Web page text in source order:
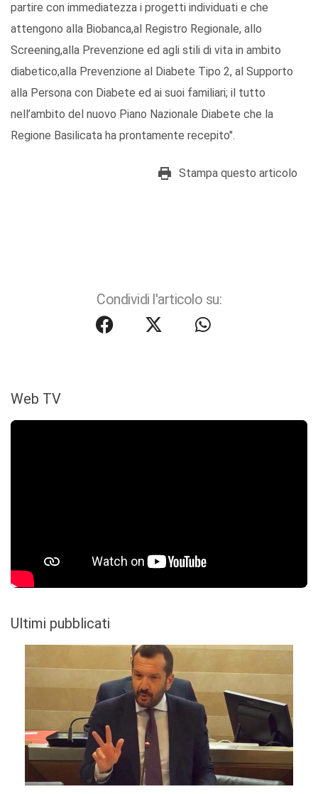
partire con immediatezza i progetti individuati e che
attengono alla Biobanca,al Registro Regionale, allo
Screening,alla Prevenzione ed agli stili di vita in ambito
diabetico,alla Prevenzione al Diabete Tipo 2, al Supporto
alla Persona con Diabete ed ai suoi familiari; il tutto
nell’ambito del nuovo Piano Nazionale Diabete che la
Regione Basilicata ha prontamente recepito".
Stampa questo articolo
Condividi l'articolo su:
Web TV
Ultimi pubblicati